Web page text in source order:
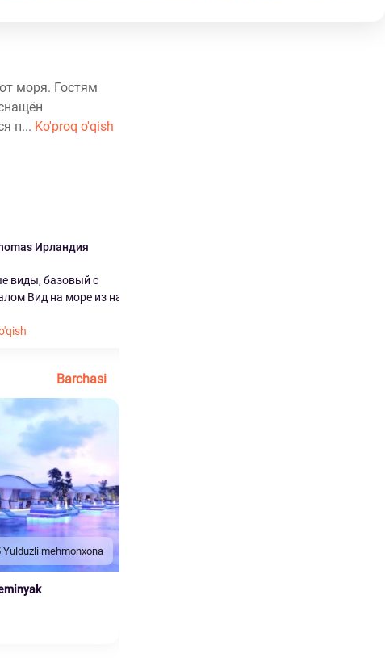
моря. Гостям
п... Ko'proq o'qish
Ирландия
виды, базовый с
Вид на море из нашего
Barchasi
Yulduzli mehmonxona